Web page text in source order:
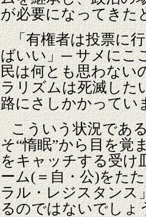
が必要になってきた
「有権者は投票に
ばいい」─ サメにこ
民は何とも思わない
ラリズムは死滅した
路にさしかかってい
こういう状況であ
そ“惰眠”から目を覚
をキャッチする受け
ーム(＝自・公)をた
ラル・レジスタンス
るのではないでしょ